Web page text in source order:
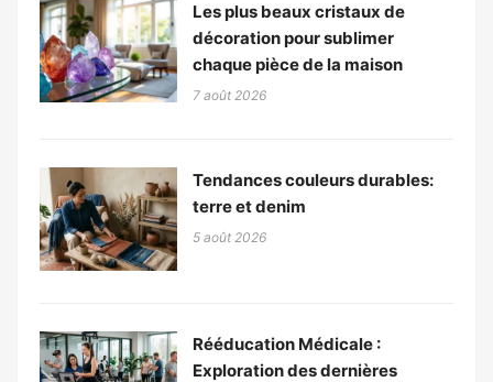
Les plus beaux cristaux de
décoration pour sublimer
chaque pièce de la maison
7 août 2026
Tendances couleurs durables:
terre et denim
5 août 2026
Rééducation Médicale :
Exploration des dernières